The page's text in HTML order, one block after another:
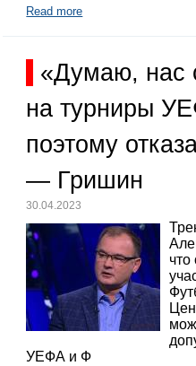
Read more
«Думаю, нас
на турниры
поэтому
— Гришин
30.04.2023
что
УЕФА и Ф